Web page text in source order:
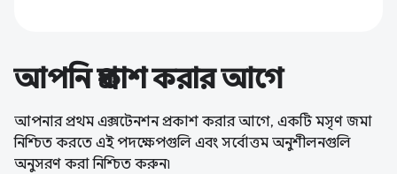
আপনি প্রকাশ করার আগে
আপনার প্রথম এক্সটেনশন প্রকাশ করার আগে, একটি মসৃণ জমা
নিশ্চিত করতে এই পদক্ষেপগুলি এবং সর্বোত্তম অনুশীলনগুলি
অনুসরণ করা নিশ্চিত করুন৷